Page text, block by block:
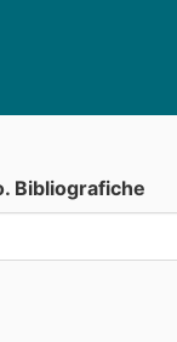
Bibliografiche